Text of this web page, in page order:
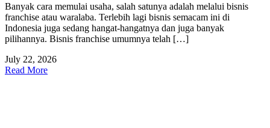
Banyak cara memulai usaha, salah satunya adalah melalui bisnis
franchise atau waralaba. Terlebih lagi bisnis semacam ini di
Indonesia juga sedang hangat-hangatnya dan juga banyak
pilihannya. Bisnis franchise umumnya telah […]
July 22, 2026
Read More